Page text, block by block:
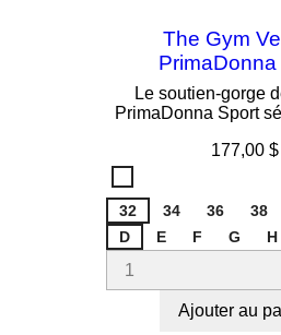
The Gym
PrimaDonna
Le soutien-gorge
PrimaDonna Sport
Prix
177,00 $
Gym
Venus
32 34 36 38
D
E F G H
Ajouter au